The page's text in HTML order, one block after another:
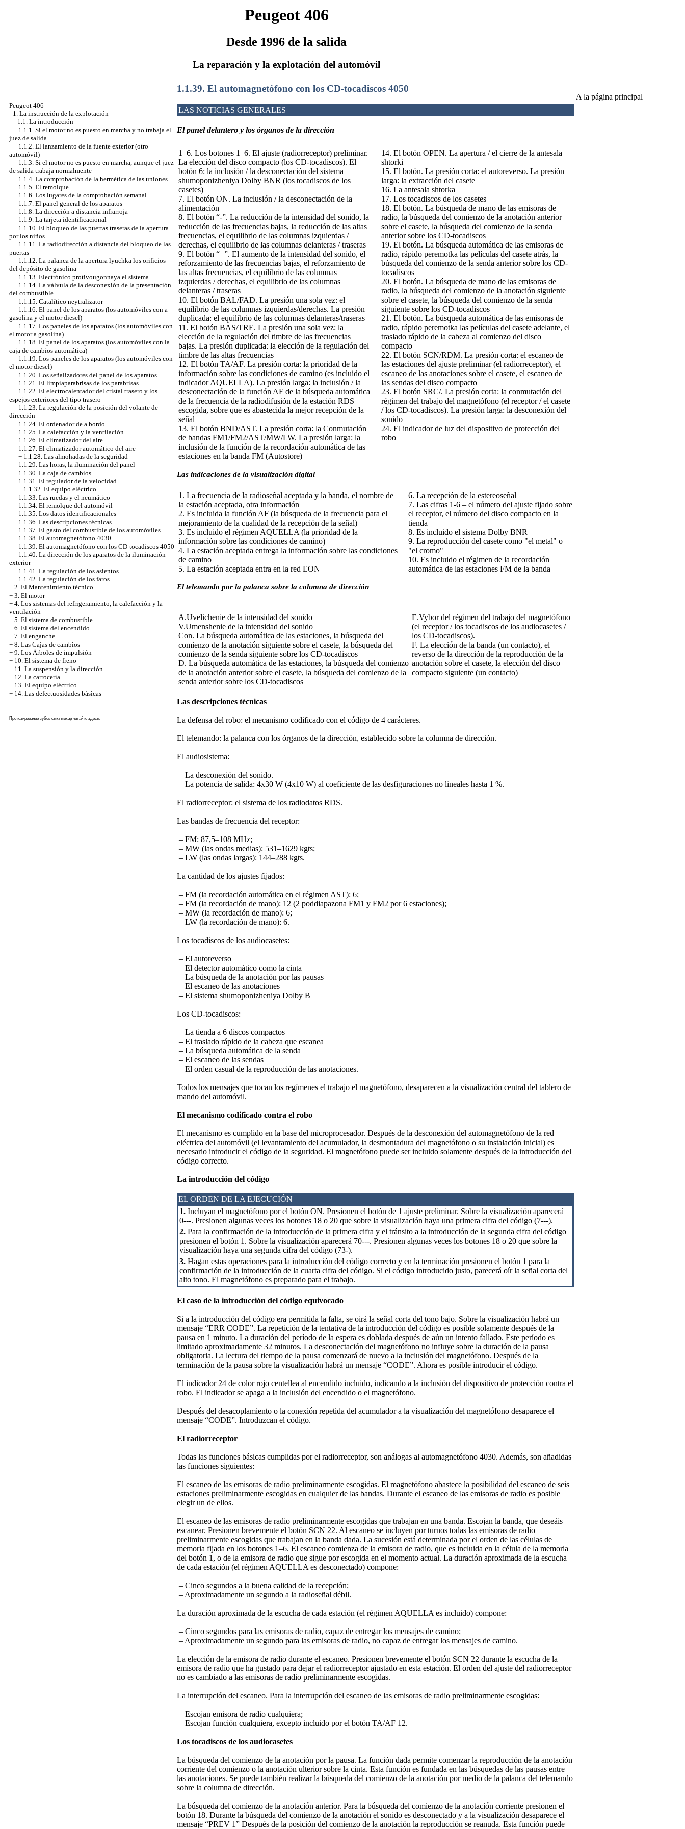
Peugeot 406
Desde 1996 de la salida
La reparación y la explotación del automóvil
Peugeot 406
- 1. La instrucción de la explotación
- 1.1. La introducción
1.1.1. Si el motor no es puesto en marcha y no trabaja el
juez de salida
1.1.2. El lanzamiento de la fuente exterior (otro
automóvil)
1.1.3. Si el motor no es puesto en marcha, aunque el juez
de salida trabaja normalmente
1.1.4. La comprobación de la hermética de las uniones
1.1.5. El remolque
1.1.6. Los lugares de la comprobación semanal
1.1.7. El panel general de los aparatos
1.1.8. La dirección a distancia infrarroja
1.1.9. La tarjeta identificacional
1.1.10. El bloqueo de las puertas traseras de la apertura
por los niños
1.1.11. La radiodirección a distancia del bloqueo de las
puertas
1.1.12. La palanca de la apertura lyuchka los orificios
del depósito de gasolina
1.1.13. Electrónico protivougonnaya el sistema
1.1.14. La válvula de la desconexión de la presentación
del combustible
1.1.15. Catalítico neytralizator
1.1.16. El panel de los aparatos (los automóviles con a
gasolina y el motor diesel)
1.1.17. Los paneles de los aparatos (los automóviles con
el motor a gasolina)
1.1.18. El panel de los aparatos (los automóviles con la
caja de cambios automática)
1.1.19. Los paneles de los aparatos (los automóviles con
el motor diesel)
1.1.20. Los señalizadores del panel de los aparatos
1.1.21. El limpiaparabrisas de los parabrisas
1.1.22. El electrocalentador del cristal trasero y los
espejos exteriores del tipo trasero
1.1.23. La regulación de la posición del volante de
dirección
1.1.24. El ordenador de a bordo
1.1.25. La calefacción y la ventilación
1.1.26. El climatizador del aire
1.1.27. El climatizador automático del aire
+ 1.1.28. Las almohadas de la seguridad
1.1.29. Las horas, la iluminación del panel
1.1.30. La caja de cambios
1.1.31. El regulador de la velocidad
+ 1.1.32. El equipo eléctrico
1.1.33. Las ruedas y el neumático
1.1.34. El remolque del automóvil
1.1.35. Los datos identificacionales
1.1.36. Las descripciones técnicas
1.1.37. El gasto del combustible de los automóviles
1.1.38. El automagnetófono 4030
1.1.39. El automagnetófono con los CD-tocadiscos 4050
1.1.40. La dirección de los aparatos de la iluminación
exterior
1.1.41. La regulación de los asientos
1.1.42. La regulación de los faros
+ 2. El Mantenimiento técnico
+ 3. El motor
+ 4. Los sistemas del refrigeramiento, la calefacción y la
ventilación
+ 5. El sistema de combustible
+ 6. El sistema del encendido
+ 7. El enganche
+ 8. Las Cajas de cambios
+ 9. Los Árboles de impulsión
+ 10. El sistema de freno
+ 11. La suspensión y la dirección
+ 12. La carrocería
+ 13. El equipo eléctrico
+ 14. Las defectuosidades básicas
Протезирование зубов сыктывкар читайте здесь.
1.1.39. El automagnetófono con los CD-tocadiscos 4050
LAS NOTICIAS GENERALES
El panel delantero y los órganos de la dirección
1–6. Los botones 1–6. El ajuste (radiorreceptor) preliminar.
La elección del disco compacto (los CD-tocadiscos). El
botón 6: la inclusión / la desconectación del sistema
shumoponizheniya Dolby BNR (los tocadiscos de los
casetes)
7. El botón ON. La inclusión / la desconectación de la
alimentación
8. El botón “-”. La reducción de la intensidad del sonido, la
reducción de las frecuencias bajas, la reducción de las altas
frecuencias, el equilibrio de las columnas izquierdas /
derechas, el equilibrio de las columnas delanteras / traseras
9. El botón “+”. El aumento de la intensidad del sonido, el
reforzamiento de las frecuencias bajas, el reforzamiento de
las altas frecuencias, el equilibrio de las columnas
izquierdas / derechas, el equilibrio de las columnas
delanteras / traseras
10. El botón BAL/FAD. La presión una sola vez: el
equilibrio de las columnas izquierdas/derechas. La presión
duplicada: el equilibrio de las columnas delanteras/traseras
11. El botón BAS/TRE. La presión una sola vez: la
elección de la regulación del timbre de las frecuencias
bajas. La presión duplicada: la elección de la regulación del
timbre de las altas frecuencias
12. El botón TA/AF. La presión corta: la prioridad de la
información sobre las condiciones de camino (es incluido el
indicador AQUELLA). La presión larga: la inclusión / la
desconectación de la función AF de la búsqueda automática
de la frecuencia de la radiodifusión de la estación RDS
escogida, sobre que es abastecida la mejor recepción de la
señal
13. El botón BND/AST. La presión corta: la Conmutación
de bandas FM1/FM2/AST/MW/LW. La presión larga: la
inclusión de la función de la recordación automática de las
estaciones en la banda FM (Autostore)
14. El botón OPEN. La apertura / el cierre de la antesala
shtorki
15. El botón. La presión corta: el autoreverso. La presión
larga: la extracción del casete
16. La antesala shtorka
17. Los tocadiscos de los casetes
18. El botón. La búsqueda de mano de las emisoras de
radio, la búsqueda del comienzo de la anotación anterior
sobre el casete, la búsqueda del comienzo de la senda
anterior sobre los CD-tocadiscos
19. El botón. La búsqueda automática de las emisoras de
radio, rápido peremotka las películas del casete atrás, la
búsqueda del comienzo de la senda anterior sobre los CD-
tocadiscos
20. El botón. La búsqueda de mano de las emisoras de
radio, la búsqueda del comienzo de la anotación siguiente
sobre el casete, la búsqueda del comienzo de la senda
siguiente sobre los CD-tocadiscos
21. El botón. La búsqueda automática de las emisoras de
radio, rápido peremotka las películas del casete adelante, el
traslado rápido de la cabeza al comienzo del disco
compacto
22. El botón SCN/RDM. La presión corta: el escaneo de
las estaciones del ajuste preliminar (el radiorreceptor), el
escaneo de las anotaciones sobre el casete, el escaneo de
las sendas del disco compacto
23. El botón SRC/. La presión corta: la conmutación del
régimen del trabajo del magnetófono (el receptor / el casete
/ los CD-tocadiscos). La presión larga: la desconexión del
sonido
24. El indicador de luz del dispositivo de protección del
robo
Las indicaciones de la visualización digital
1. La frecuencia de la radioseñal aceptada y la banda, el nombre de
la estación aceptada, otra información
2. Es incluida la función AF (la búsqueda de la frecuencia para el
mejoramiento de la cualidad de la recepción de la señal)
3. Es incluido el régimen AQUELLA (la prioridad de la
información sobre las condiciones de camino)
4. La estación aceptada entrega la información sobre las condiciones
de camino
5. La estación aceptada entra en la red EON
6. La recepción de la estereoseñal
7. Las cifras 1-6 – el número del ajuste fijado sobre
el receptor, el número del disco compacto en la
tienda
8. Es incluido el sistema Dolby BNR
9. La reproducción del casete como "el metal" o
"el cromo"
10. Es incluido el régimen de la recordación
automática de las estaciones FM de la banda
El telemando por la palanca sobre la columna de dirección
A.Uvelichenie de la intensidad del sonido
V.Umenshenie de la intensidad del sonido
Con. La búsqueda automática de las estaciones, la búsqueda del
comienzo de la anotación siguiente sobre el casete, la búsqueda del
comienzo de la senda siguiente sobre los CD-tocadiscos
D. La búsqueda automática de las estaciones, la búsqueda del comienzo
de la anotación anterior sobre el casete, la búsqueda del comienzo de la
senda anterior sobre los CD-tocadiscos
E.Vybor del régimen del trabajo del magnetófono
(el receptor / los tocadiscos de los audiocasetes /
los CD-tocadiscos).
F. La elección de la banda (un contacto), el
reverso de la dirección de la reproducción de la
anotación sobre el casete, la elección del disco
compacto siguiente (un contacto)
Las descripciones técnicas
La defensa del robo: el mecanismo codificado con el código de 4 carácteres.
El telemando: la palanca con los órganos de la dirección, establecido sobre la columna de dirección.
El audiosistema:
– La desconexión del sonido.
– La potencia de salida: 4х30 W (4х10 W) al coeficiente de las desfiguraciones no lineales hasta 1 %.
El radiorreceptor: el sistema de los radiodatos RDS.
Las bandas de frecuencia del receptor:
– FM: 87,5–108 MHz;
– MW (las ondas medias): 531–1629 kgts;
– LW (las ondas largas): 144–288 kgts.
La cantidad de los ajustes fijados:
– FM (la recordación automática en el régimen AST): 6;
– FM (la recordación de mano): 12 (2 poddiapazona FM1 y FM2 por 6 estaciones);
– MW (la recordación de mano): 6;
– LW (la recordación de mano): 6.
Los tocadiscos de los audiocasetes:
– El autoreverso
– El detector automático como la cinta
– La búsqueda de la anotación por las pausas
– El escaneo de las anotaciones
– El sistema shumoponizheniya Dolby B
Los CD-tocadiscos:
– La tienda a 6 discos compactos
– El traslado rápido de la cabeza que escanea
– La búsqueda automática de la senda
– El escaneo de las sendas
– El orden casual de la reproducción de las anotaciones.
Todos los mensajes que tocan los regímenes el trabajo el magnetófono, desaparecen a la visualización central del tablero de
mando del automóvil.
El mecanismo codificado contra el robo
El mecanismo es cumplido en la base del microprocesador. Después de la desconexión del automagnetófono de la red
eléctrica del automóvil (el levantamiento del acumulador, la desmontadura del magnetófono o su instalación inicial) es
necesario introducir el código de la seguridad. El magnetófono puede ser incluido solamente después de la introducción del
código correcto.
La introducción del código
EL ORDEN DE LA EJECUCIÓN
1. Incluyan el magnetófono por el botón ON. Presionen el botón de 1 ajuste preliminar. Sobre la visualización aparecerá
0---. Presionen algunas veces los botones 18 o 20 que sobre la visualización haya una primera cifra del código (7---).
2. Para la confirmación de la introducción de la primera cifra y el tránsito a la introducción de la segunda cifra del código
presionen el botón 1. Sobre la visualización aparecerá 70---. Presionen algunas veces los botones 18 o 20 que sobre la
visualización haya una segunda cifra del código (73-).
3. Hagan estas operaciones para la introducción del código correcto y en la terminación presionen el botón 1 para la
confirmación de la introducción de la cuarta cifra del código. Si el código introducido justo, parecerá oír la señal corta del
alto tono. El magnetófono es preparado para el trabajo.
El caso de la introducción del código equivocado
Si a la introducción del código era permitida la falta, se oirá la señal corta del tono bajo. Sobre la visualización habrá un
mensaje “ERR CODE”. La repetición de la tentativa de la introducción del código es posible solamente después de la
pausa en 1 minuto. La duración del período de la espera es doblada después de aún un intento fallado. Este período es
limitado aproximadamente 32 minutos. La desconectación del magnetófono no influye sobre la duración de la pausa
obligatoria. La lectura del tiempo de la pausa comenzará de nuevo a la inclusión del magnetófono. Después de la
terminación de la pausa sobre la visualización habrá un mensaje “CODE”. Ahora es posible introducir el código.
El indicador 24 de color rojo centellea al encendido incluido, indicando a la inclusión del dispositivo de protección contra el
robo. El indicador se apaga a la inclusión del encendido o el magnetófono.
Después del desacoplamiento o la conexión repetida del acumulador a la visualización del magnetófono desaparece el
mensaje “CODE”. Introduzcan el código.
El radiorreceptor
Todas las funciones básicas cumplidas por el radiorreceptor, son análogas al automagnetófono 4030. Además, son añadidas
las funciones siguientes:
El escaneo de las emisoras de radio preliminarmente escogidas. El magnetófono abastece la posibilidad del escaneo de seis
estaciones preliminarmente escogidas en cualquier de las bandas. Durante el escaneo de las emisoras de radio es posible
elegir un de ellos.
El escaneo de las emisoras de radio preliminarmente escogidas que trabajan en una banda. Escojan la banda, que deseáis
escanear. Presionen brevemente el botón SCN 22. Al escaneo se incluyen por turnos todas las emisoras de radio
preliminarmente escogidas que trabajan en la banda dada. La sucesión está determinada por el orden de las células de
memoria fijada en los botones 1–6. El escaneo comienza de la emisora de radio, que es incluida en la célula de la memoria
del botón 1, o de la emisora de radio que sigue por escogida en el momento actual. La duración aproximada de la escucha
de cada estación (el régimen AQUELLA es desconectado) compone:
– Cinco segundos a la buena calidad de la recepción;
– Aproximadamente un segundo a la radioseñal débil.
La duración aproximada de la escucha de cada estación (el régimen AQUELLA es incluido) compone:
– Cinco segundos para las emisoras de radio, capaz de entregar los mensajes de camino;
– Aproximadamente un segundo para las emisoras de radio, no capaz de entregar los mensajes de camino.
La elección de la emisora de radio durante el escaneo. Presionen brevemente el botón SCN 22 durante la escucha de la
emisora de radio que ha gustado para dejar el radiorreceptor ajustado en esta estación. El orden del ajuste del radiorreceptor
no es cambiado a las emisoras de radio preliminarmente escogidas.
La interrupción del escaneo. Para la interrupción del escaneo de las emisoras de radio preliminarmente escogidas:
– Escojan emisora de radio cualquiera;
– Escojan función cualquiera, excepto incluido por el botón TA/AF 12.
Los tocadiscos de los audiocasetes
La búsqueda del comienzo de la anotación por la pausa. La función dada permite comenzar la reproducción de la anotación
corriente del comienzo o la anotación ulterior sobre la cinta. Esta función es fundada en las búsquedas de las pausas entre
las anotaciones. Se puede también realizar la búsqueda del comienzo de la anotación por medio de la palanca del telemando
sobre la columna de dirección.
La búsqueda del comienzo de la anotación anterior. Para la búsqueda del comienzo de la anotación corriente presionen el
botón 18. Durante la búsqueda del comienzo de la anotación el sonido es desconectado y a la visualización desaparece el
mensaje “PREV 1” Después de la posición del comienzo de la anotación la reproducción se reanuda. Esta función puede
A la página principal